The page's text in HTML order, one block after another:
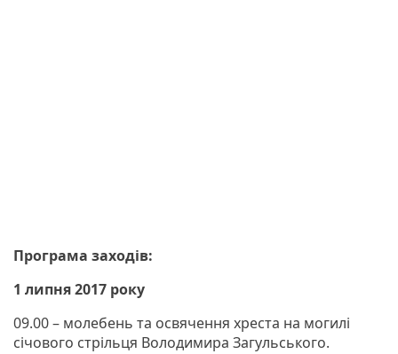
Програма заходів:
1 липня 2017 року
09.00 – молебень та освячення хреста на могилі
січового стрільця Володимира Загульського.